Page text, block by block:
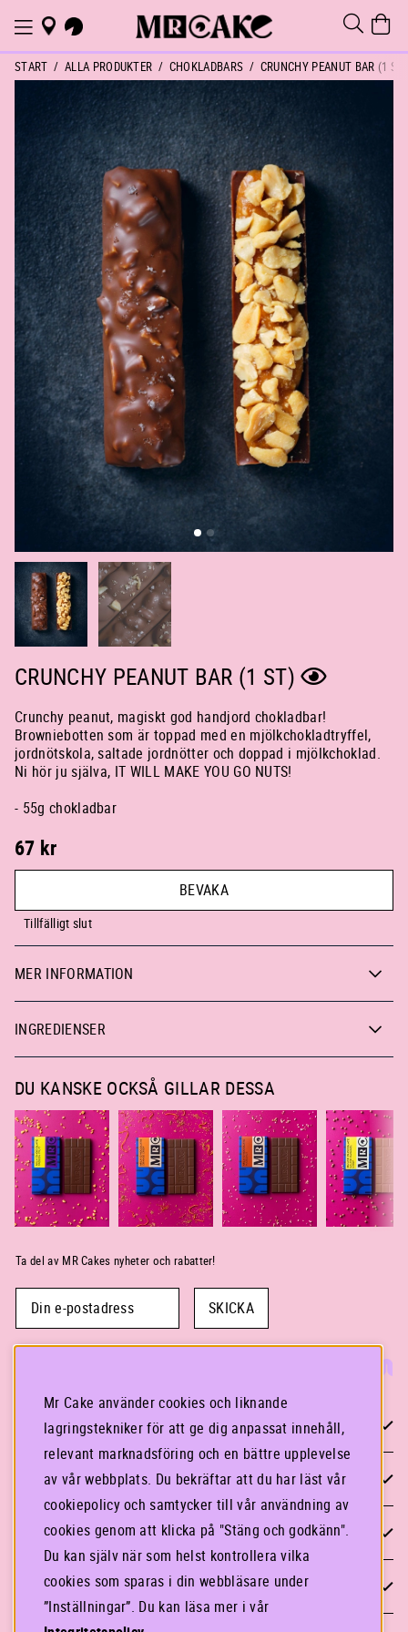
START ALLA PRODUKTER CHOKLADBARS CRUNCHY PEANUT BAR (1 ST)
CRUNCHY PEANUT BAR (1 ST)
Crunchy peanut, magiskt god handjord chokladbar!
Browniebotten som är toppad med en mjölkchokladtryffel,
jordnötskola, saltade jordnötter och doppad i mjölkchoklad.
Ni hör ju själva, IT WILL MAKE YOU GO NUTS!
- 55g chokladbar
67 kr
BEVAKA
Tillfälligt slut
MER INFORMATION
INGREDIENSER
DU KANSKE OCKSÅ GILLAR DESSA
Ta del av MR Cakes nyheter och rabatter!
SKICKA
KONTAKTA OSS
STOCKHOLM
GÖTEBORG
INFORMATION
Mr Cake använder cookies och liknande
lagringstekniker för att ge dig anpassat innehåll,
relevant marknadsföring och en bättre upplevelse
av vår webbplats. Du bekräftar att du har läst vår
cookiepolicy och samtycker till vår användning av
cookies genom att klicka på "Stäng och godkänn".
Du kan själv när som helst kontrollera vilka
cookies som sparas i din webbläsare under
”Inställningar”. Du kan läsa mer i vår